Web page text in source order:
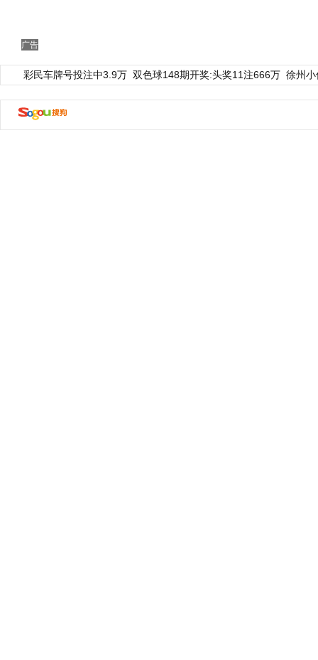
广告
彩民车牌号投注中3.9万 双色球148期开奖:头奖11注666万 徐州